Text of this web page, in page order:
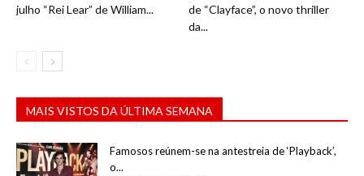
julho “Rei Lear” de William...
de “Clayface”, o novo thriller
da...
MAIS VISTOS DA ÚLTIMA SEMANA
Famosos reúnem-se na antestreia de ‘Playback’,
o...